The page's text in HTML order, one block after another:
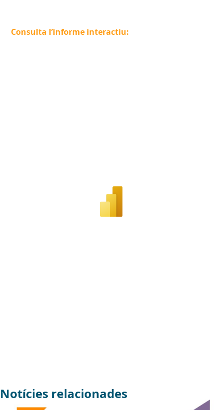
Consulta l’informe interactiu:
Notícies relacionades